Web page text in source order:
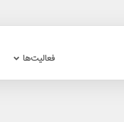
فعالیت‌ها